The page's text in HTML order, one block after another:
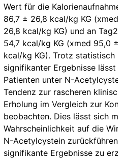
Wert für die Kalorienaufnahme
86,7 ± 26,8 kcal/kg KG (xmed
26,8 kcal/kg KG) und an Tag2
54,7 kcal/kg KG (xmed 95,0 ±
kcal/kg KG). Trotz statistisch
signifikanter Ergebnisse lässt
Patienten unter N-
Tendenz zur rascheren
Erholung im Vergleich zur
beobachten. Dies lässt sich
Wahrscheinlichkeit auf die
N-Acetylcystein zurückführen.
signifikante Ergebnisse zu